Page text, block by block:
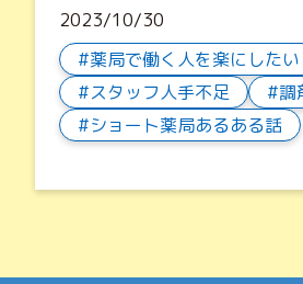
2023/10/30
薬局で働く人を楽にしたい
スタッフ人手不足
調
ショート薬局あるある話